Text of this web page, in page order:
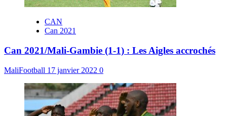
CAN
Can 2021
Can 2021/Mali-Gambie (1-1) : Les Aigles accrochés
MaliFootball 17 janvier 2022 0